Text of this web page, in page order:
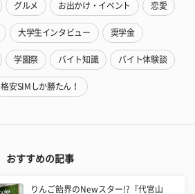
グルメ お出かけ・イベント 恋愛
大学生インタビュー 奨学金
学園祭 バイト知識 バイト体験談
格安SIMしか勝たん！
おすすめの記事
りんご飴界のNewスター!?『代官山